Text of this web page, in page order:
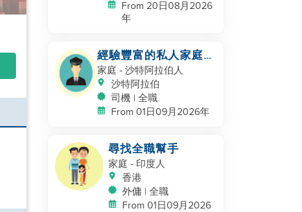
From 20日08月2026
年
經驗豐富的私人家庭司
機 - 沙特/海灣合作委
員會經驗
家庭 - 沙特阿拉伯人
沙特阿拉伯
司機 | 全職
From 01日09月2026年
尋找全職幫手
家庭 - 印度人
香港
外傭 | 全職
From 01日09月2026